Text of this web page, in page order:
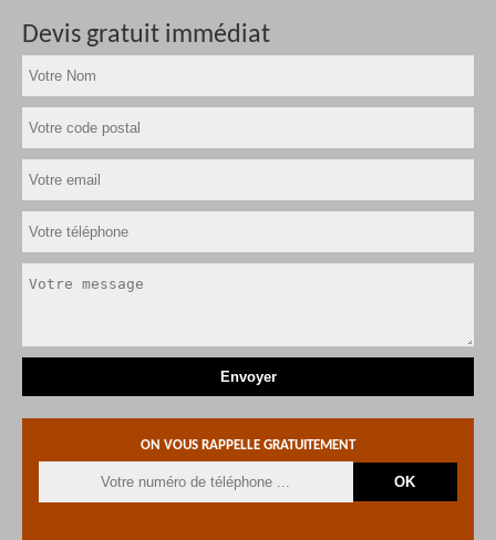
Devis gratuit immédiat
ON VOUS RAPPELLE GRATUITEMENT